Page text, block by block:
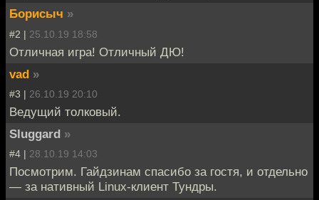
Борисыч »
#2 | 25.10.19 18:58
Отличная игра! Отличный ДЮ!
vad »
#3 | 26.10.19 20:10
Ведущий толковый.
Sluggard »
#4 | 28.10.19 14:03
Посмотрим. Гайдзинам спасибо за гостя, и отдельно
— за нативный Linux-клиент Тундры.